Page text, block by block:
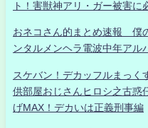
ト！害獣神アリ・ガー被害に
おネコさん的まとめ速報 僕
ンタルメンヘラ電波中年アル
スケバン！デカッフルまっく
供部屋おじさんヒロシ之古惑
げMAX！デカいは正義刑事編